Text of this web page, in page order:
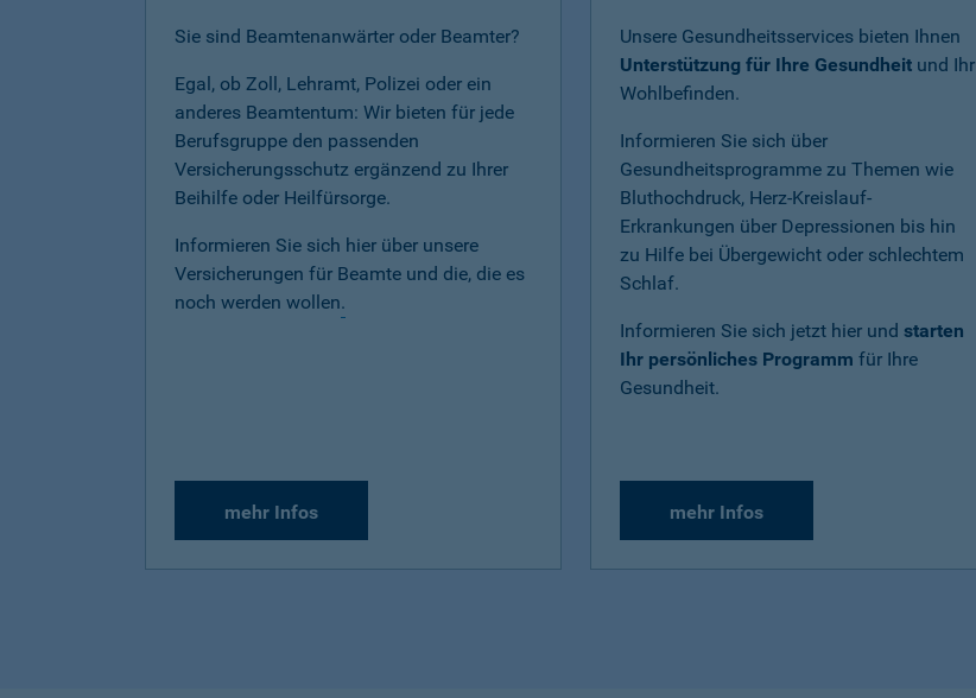
Sie sind Beamtenanwärter oder Beamter?
Egal, ob Zoll, Lehramt, Polizei oder ein
anderes Beamtentum: Wir bieten für jede
Berufsgruppe den passenden
Versicherungsschutz ergänzend zu Ihrer
Beihilfe oder Heilfürsorge.
Informieren Sie sich hier über unsere
Versicherungen für Beamte und die, die es
noch werden wollen.
mehr Infos
Unsere Gesundheitsservices bieten Ihnen
Unterstützung für Ihre Gesundheitund Ihr
Wohlbefinden.
Informieren Sie sich über
Gesundheitsprogramme zu Themen wie
Bluthochdruck, Herz-Kreislauf-
Erkrankungen über Depressionen bis hin
zu Hilfe bei Übergewicht oder schlechtem
Schlaf.
Informieren Sie sich jetzt hier und starten
Ihr persönliches Programm für Ihre
Gesundheit.
mehr Infos